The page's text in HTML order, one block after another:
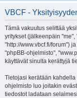
VBCF -
Tämä vakuutus selittää
yritykset (jälkeenpäin "me",
"http://www.vbcf.fi/forum")
"phpBB-ohjelmisto",
käyttävät sinulta kerättyjä
Tietojasi kerätään
ohjelmisto luo joitakin
tiedostot ladataan